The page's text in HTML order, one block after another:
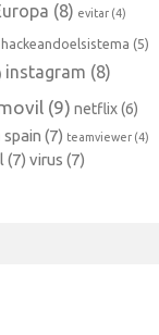
(8) evitar (4)
hackeandoelsistema (5)
instagram (8)
(9) netflix(6)
spain (7) teamviewer (4)
(7) virus (7)